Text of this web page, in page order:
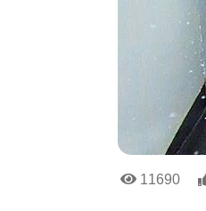
11690